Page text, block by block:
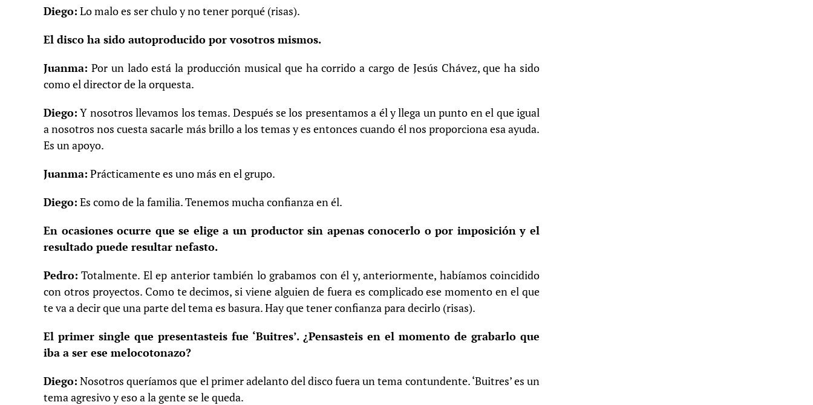
Diego: Lo malo es ser chulo y no tener porqué (risas).
El disco ha sido autoproducido por vosotros mismos.
Juanma: Por un lado está la producción musical que ha corrido a cargo de Jesús Chávez, que ha sido
como el director de la orquesta.
Diego: Y nosotros llevamos los temas. Después se los presentamos a él y llega un punto en el que igual
a nosotros nos cuesta sacarle más brillo a los temas y es entonces cuando él nos proporciona esa ayuda.
Es un apoyo.
Juanma: Prácticamente es uno más en el grupo.
Diego: Es como de la familia. Tenemos mucha confianza en él.
En ocasiones ocurre que se elige a un productor sin apenas conocerlo o por imposición y el
resultado puede resultar nefasto.
Pedro: Totalmente. El ep anterior también lo grabamos con él y, anteriormente, habíamos coincidido
con otros proyectos. Como te decimos, si viene alguien de fuera es complicado ese momento en el que
te va a decir que una parte del tema es basura. Hay que tener confianza para decirlo (risas).
El primer single que presentasteis fue ‘Buitres’. ¿Pensasteis en el momento de grabarlo que
iba a ser ese melocotonazo?
Diego: Nosotros queríamos que el primer adelanto del disco fuera un tema contundente. ‘Buitres’ es un
tema agresivo y eso a la gente se le queda.